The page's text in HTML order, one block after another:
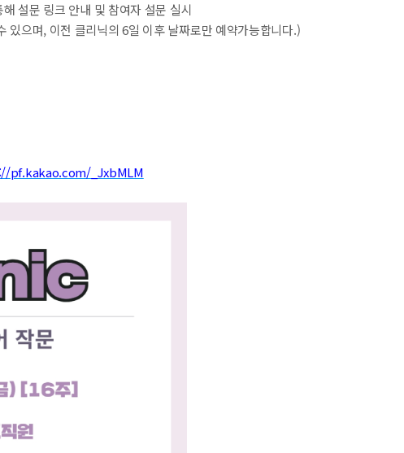
설문 링크 안내 및 참여자 설문 실시
으며, 이전 클리닉의 6일 이후 날짜로만 예약가능합니다.)
pf.kakao.com/_JxbMLM